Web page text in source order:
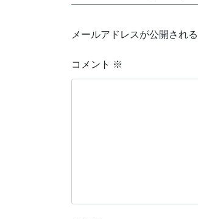
メールアドレスが公開され
コメント ※